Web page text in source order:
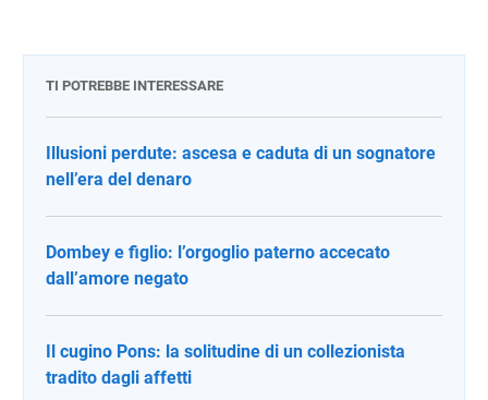
TI POTREBBE INTERESSARE
Illusioni perdute: ascesa e caduta di un sognatore
nell’era del denaro
Dombey e figlio: l’orgoglio paterno accecato
dall’amore negato
Il cugino Pons: la solitudine di un collezionista
tradito dagli affetti